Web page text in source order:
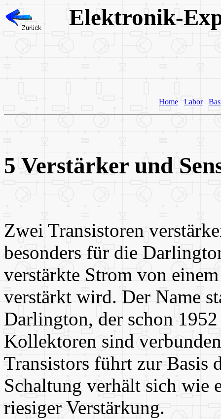
Elektronik-
Home Labor
5 Verstärker und
Zwei Transistoren
besonders für die
verstärkte Strom von
verstärkt wird. Der Name
Darlington, der schon
Kollektoren sind
Transistors führt zur Basis
Schaltung verhält sich wie
riesiger Verstärkung.